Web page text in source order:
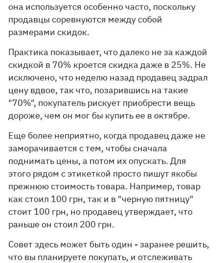
она используется особенно часто, поскольку
продавцы соревнуются между собой
размерами скидок.
Практика показывает, что далеко не за каждой
скидкой в 70% кроется скидка даже в 25%. Не
исключено, что неделю назад продавец задрал
цену вдвое, так что, позарившись на такие
"70%", покупатель рискует приобрести вещь
дороже, чем он мог бы купить ее в октябре.
Еще более неприятно, когда продавец даже не
заморачивается с тем, чтобы сначала
поднимать цены, а потом их опускать. Для
этого рядом с этикеткой просто пишут якобы
прежнюю стоимость товара. Например, товар
как стоил 100 грн, так и в "черную пятницу"
стоит 100 грн, но продавец утверждает, что
раньше он стоил 200 грн.
Совет здесь может быть один - заранее решить,
что вы планируете покупать, и отслеживать